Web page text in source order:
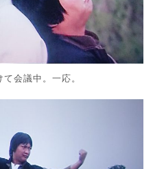
会議中。一応。